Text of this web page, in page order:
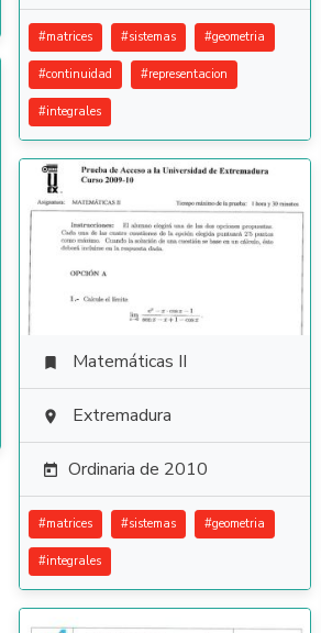
#matrices #sistemas #geometria
#continuidad #representacion
#integrales
 Matemáticas II
 Extremadura
 Ordinaria de 2010
#matrices #sistemas #geometria
#integrales